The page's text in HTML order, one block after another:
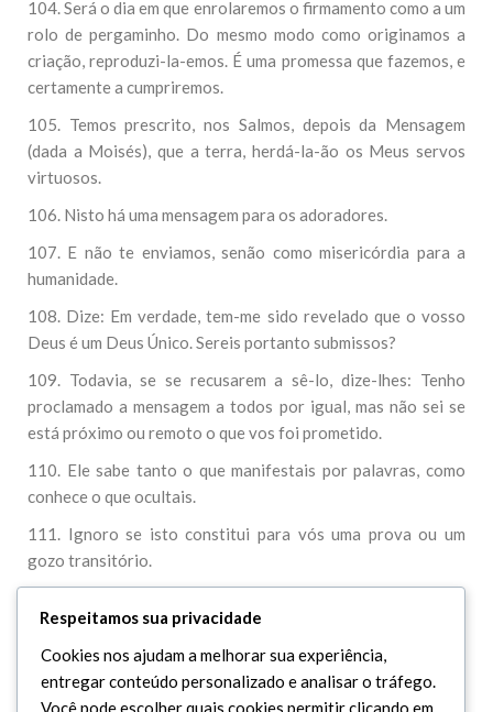
104. Será o dia em que enrolaremos o firmamento como a um
rolo de pergaminho. Do mesmo modo como originamos a
criação, reproduzi-la-emos. É uma promessa que fazemos, e
certamente a cumpriremos.
105. Temos prescrito, nos Salmos, depois da Mensagem
(dada a Moisés), que a terra, herdá-la-ão os Meus servos
virtuosos.
106. Nisto há uma mensagem para os adoradores.
107. E não te enviamos, senão como misericórdia para a
humanidade.
108. Dize: Em verdade, tem-me sido revelado que o vosso
Deus é um Deus Único. Sereis portanto submissos?
109. Todavia, se se recusarem a sê-lo, dize-lhes: Tenho
proclamado a mensagem a todos por igual, mas não sei se
está próximo ou remoto o que vos foi prometido.
110. Ele sabe tanto o que manifestais por palavras, como
conhece o que ocultais.
111. Ignoro se isto constitui para vós uma prova ou um
gozo transitório.
é o Clemente, a Quem se recorre, contra o que blasfemais.
Respeitamos sua privacidade
Cookies nos ajudam a melhorar sua experiência,
entregar conteúdo personalizado e analisar o tráfego.
Você pode escolher quais cookies permitir clicando em